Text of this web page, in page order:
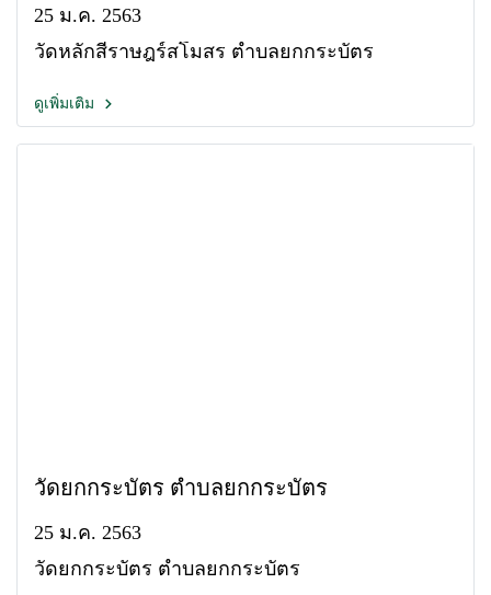
25 ม.ค. 2563
วัดหลักสี่ราษฎร์สโมสร ตำบลยกกระบัตร
ดูเพิ่มเติม
วัดยกกระบัตร ตำบลยกกระบัตร
25 ม.ค. 2563
วัดยกกระบัตร ตำบลยกกระบัตร